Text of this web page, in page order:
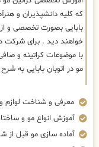
که کلیه دانشپذیران و
بابایی بصورت تخصصی و از
خواهند دید . برای شرکت
با موضوعات کراتینه و
مو در اتوبان بابایی به
معرفی و شناخت لوازم و
آموزش انواع مو و
آماده سازی مو قبل از